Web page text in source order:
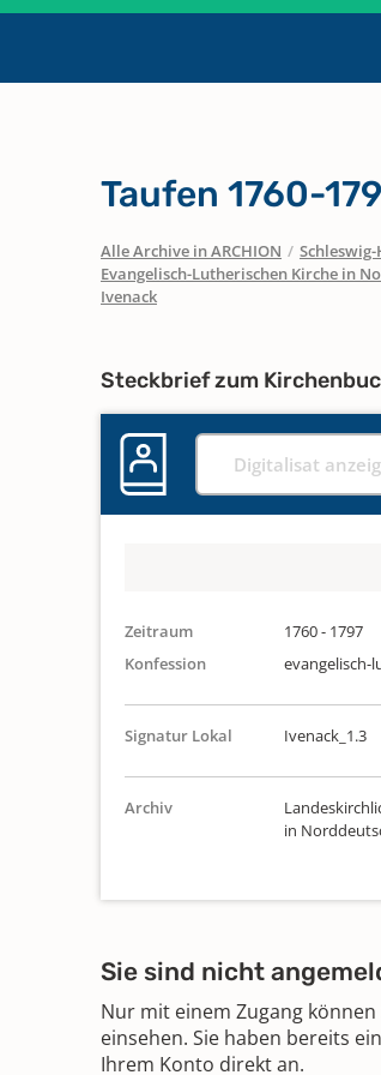
Taufen 1760-
Alle Archive in ARCHION /
Evangelisch-Lutherischen Kirche in
Ivenack
Steckbrief zum
Digitalisat
Zeitraum
1760 - 1797
Konfession
evangelisch-
Signatur Lokal Ivenack_1.3
Archiv
in
Sie sind nicht
Nur mit einem Zugang
einsehen. Sie haben bereits
Ihrem Konto direkt an.